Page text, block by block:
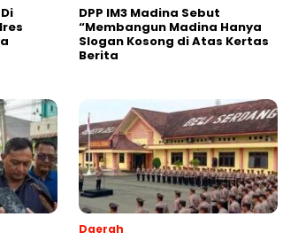
DPP IM3 Madina Sebut
“Membangun Madina Hanya
Slogan Kosong di Atas Kertas
Berita
Daerah